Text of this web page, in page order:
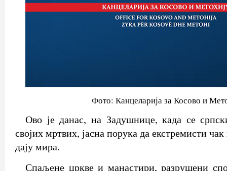
Фото: Канцеларија за Косово и
Ово је данас, на Задушнице, када се
својих мртвих, јасна порука да екстремисти
дају мира.
Спаљене цркве и манастири, разрушени